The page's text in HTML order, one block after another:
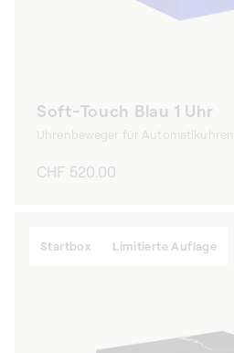
Soft-Touch Blau 1 Uhr
Uhrenbeweger für Automatikuhren
Normaler
CHF 520.00
Startbox Limitierte Auflage